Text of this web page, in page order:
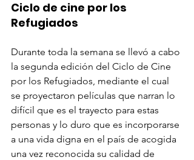
Ciclo de cine por los
Refugiados
Durante toda la semana se llevó a cabo
la segunda edición del Ciclo de Cine
por los Refugiados, mediante el cual
se proyectaron películas que narran lo
difícil que es el trayecto para estas
personas y lo duro que es incorporarse
a una vida digna en el país de acogida
una vez reconocida su calidad de